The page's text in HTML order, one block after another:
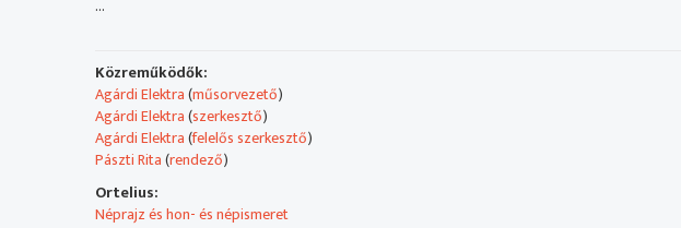
Tartalom:
Tarasz Sevcsenko emlékezetére címmel. Az albumon neves magyar színészek
a Magyar Rádió Márványterme adott otthont.
75 ÉVES A LENGYEL INTÉZET
1944. június második felében a budapesti zsidókat kényszerlakhelyekre
Lengyel Intézet működik.
...
Közreműködők:
Agárdi Elektra(műsorvezető)
Agárdi Elektra(szerkesztő)
Agárdi Elektra(felelős szerkesztő)
Pászti Rita(rendező)
Ortelius:
Néprajz és hon- és népismeret